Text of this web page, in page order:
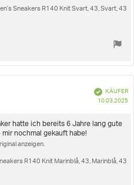
Sneakers R140 Knit Svart, 43, Svart, 43
VerifiziertKÄUFER
10.03.2025
hatte ich bereits 6 Jahre lang gute
nochmal gekauft habe!
anzeigen.
R140 Knit Marinblå, 43, Marinblå, 43